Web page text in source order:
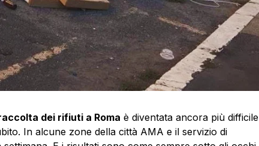
dei rifiuti a Roma è diventata ancora più difficile
In alcune zone della città AMA e il servizio di